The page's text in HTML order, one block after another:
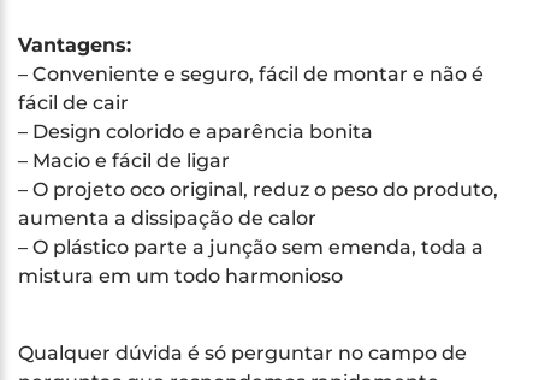
Vantagens:
– Conveniente e seguro, fácil de montar e não é
fácil de cair
– Design colorido e aparência bonita
– Macio e fácil de ligar
– O projeto oco original, reduz o peso do produto,
aumenta a dissipação de calor
– O plástico parte a junção sem emenda, toda a
mistura em um todo harmonioso
Qualquer dúvida é só perguntar no campo de